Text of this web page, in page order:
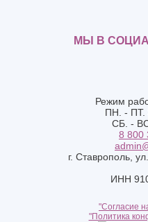
Режим
ПН. - ПТ.
СБ. -
8 800
г. Ставрополь,
ИНН
"Согласие
"Политика
МЫ В